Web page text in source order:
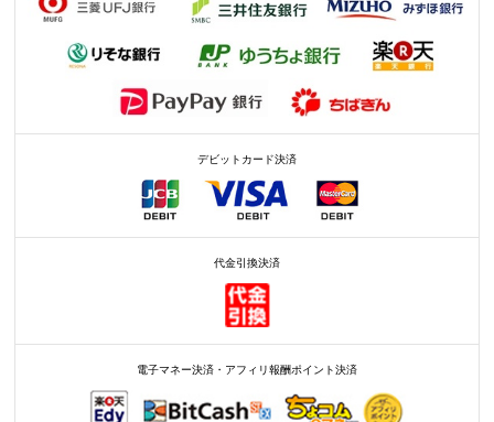
デビットカード決済
代金引換決済
電子マネー決済・アフィリ報酬ポイント決済